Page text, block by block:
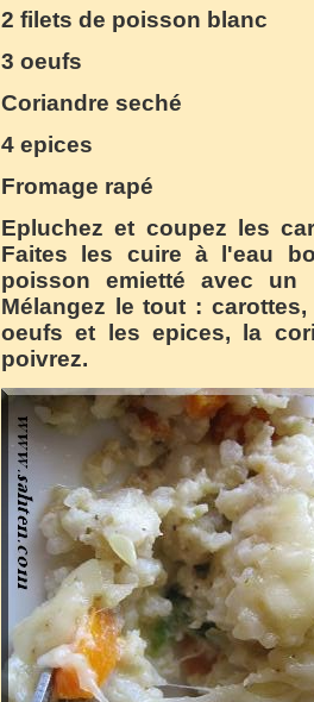
2 filets de poisson blanc
3 oeufs
Coriandre seché
4 epices
Fromage rapé
Epluchez et coupez les
Faites les cuire à l'eau
poisson emietté avec
Mélangez le tout :
oeufs et les epices, la
poivrez.